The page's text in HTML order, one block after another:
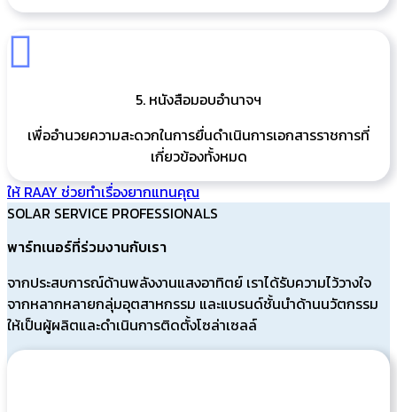
5. หนังสือมอบอำนาจฯ
เพื่ออำนวยความสะดวกในการยื่นดำเนินการเอกสารราชการที่
เกี่ยวข้องทั้งหมด
ให้ RAAY ช่วยทำเรื่องยากแทนคุณ
SOLAR SERVICE PROFESSIONALS
พาร์ทเนอร์ที่ร่วมงานกับเรา
จากประสบการณ์ด้านพลังงานแสงอาทิตย์ เราได้รับความไว้วางใจ
จากหลากหลายกลุ่มอุตสาหกรรม และแบรนด์ชั้นนำด้านนวัตกรรม
ให้เป็นผู้ผลิตและดำเนินการติดตั้งโซล่าเซลล์